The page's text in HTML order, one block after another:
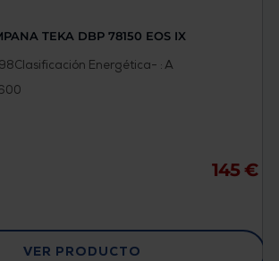
TEKA DBP 78150 EOS IX
Clasificación Energética- : A
145 €
VER PRODUCTO